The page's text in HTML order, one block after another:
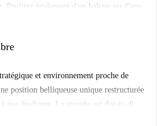
Profitez également d'un balcon ou d'une
charges (électricité, eau, gaz et Wi-Fi)
fumer ; cependant, les animaux
de vie animé, à proximité de marchés
Lo Spaccio Varese. Vous trouverez
tels qu'Istanbul Varese Kebab et
et environnement proche de
position belliqueuse unique restructurée
étudiants. La strophe est dotata di
comodino, tendaggi, scarpiera,